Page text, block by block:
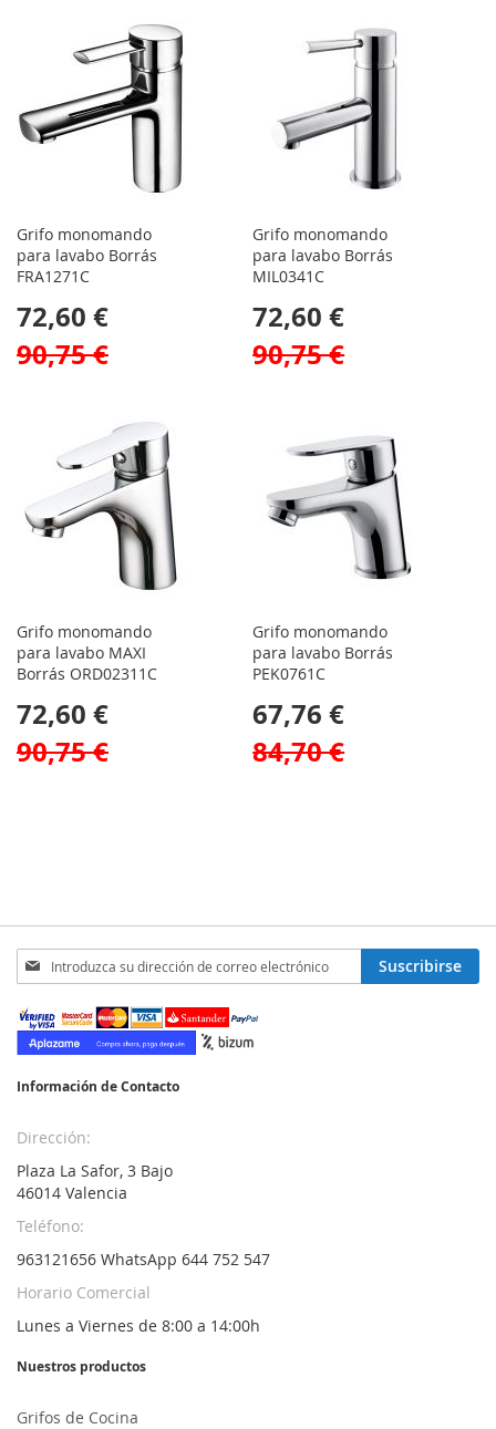
Grifo monomando
para lavabo Borrás
FRA1271C
72,60 €
90,75 €
Grifo monomando
para lavabo Borrás
MIL0341C
72,60 €
90,75 €
Grifo monomando
para lavabo MAXI
Borrás ORD02311C
72,60 €
90,75 €
Grifo monomando
para lavabo Borrás
PEK0761C
67,76 €
84,70 €
Inscríbase
a
nuestro
boletín
de
Suscribirse
Información de Contacto
Dirección:
Plaza La Safor, 3 Bajo
46014 Valencia
Teléfono:
963121656 WhatsApp 644 752 547
Horario Comercial
Lunes a Viernes de 8:00 a 14:00h
Nuestros productos
Grifos de Cocina